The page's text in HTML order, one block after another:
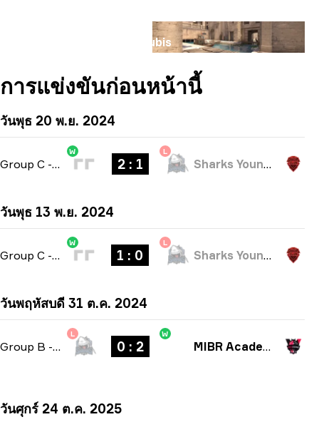
Anubis
การแข่งขันก่อนหน้านี้
วันพุธ 20 พ.ย. 2024
Group C - bo3
W
2 : 1
L
Sharks Youngsters
วันพุธ 13 พ.ย. 2024
Group C - bo1
W
1 : 0
L
Sharks Youngsters
วันพฤหัสบดี 31 ต.ค. 2024
Group B - bo3
L
0 : 2
W
MIBR Academy
วันศุกร์ 24 ต.ค. 2025